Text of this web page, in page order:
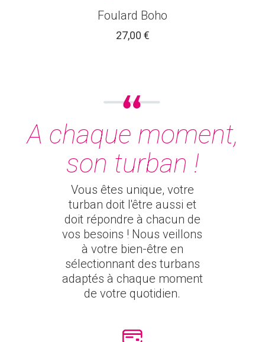
Foulard Boho
27,00 €
A chaque moment,
son turban !
Vous êtes unique, votre
turban doit l'être aussi et
doit répondre à chacun de
vos besoins ! Nous veillons
à votre bien-être en
sélectionnant des turbans
adaptés à chaque moment
de votre quotidien.